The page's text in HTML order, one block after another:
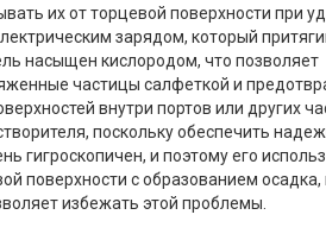
их от торцевой поверхности при
зарядом, который
насыщен кислородом, что позволяет
частицы салфеткой и
внутри портов или других
поскольку обеспечить
гигроскопичен, и поэтому его
поверхности с образованием осадка,
избежать этой проблемы.